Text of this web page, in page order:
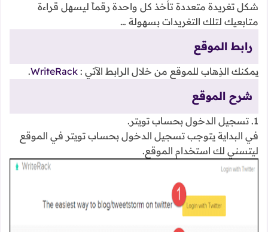
شكل تغريدة متعددة تأخذ كل واحدة رقماً ليسهل قراءة
متابعيك لتلك التغريدات بسهولة …
رابط الموقع
يمكنك الذِهاب للموقع من خلال الرابط الآتي : WriteRack
.
شرح الموقع
1. تسجيل الدخول بحساب تويتر.
في البداية يتوجب تسجيل الدخول بحساب تويتر في الموقع
ليتسني لك استخدام الموقع.